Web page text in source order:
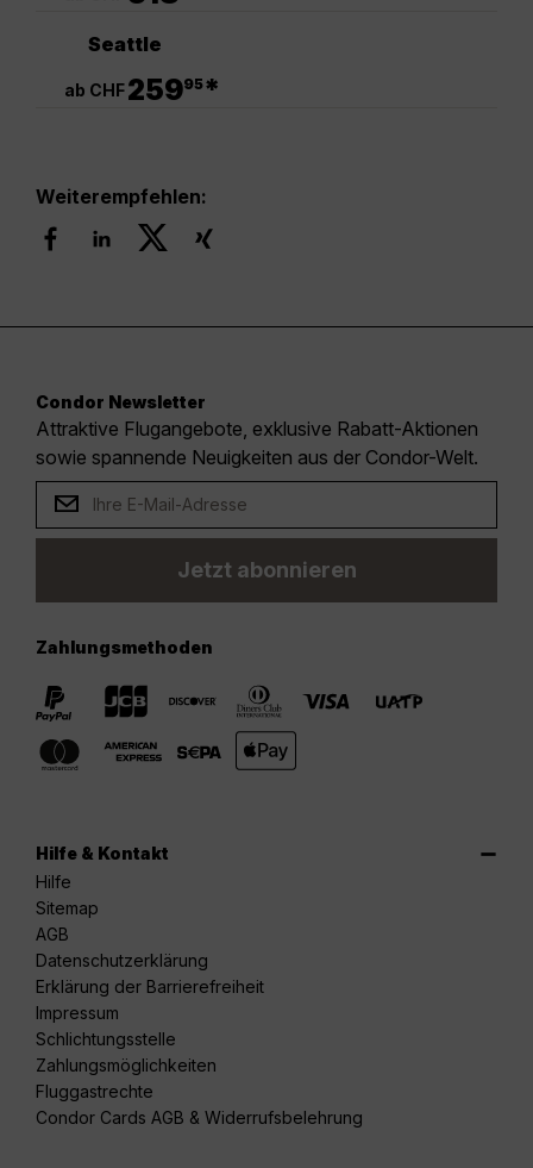
Seattle
ab CHF25995*
Weiterempfehlen:
Condor Newsletter
Attraktive Flugangebote, exklusive Rabatt-Aktionen
sowie spannende Neuigkeiten aus der Condor-Welt.
Jetzt abonnieren
Zahlungsmethoden
Hilfe & Kontakt
Hilfe
Sitemap
AGB
Datenschutzerklärung
Erklärung der Barrierefreiheit
Impressum
Schlichtungsstelle
Zahlungsmöglichkeiten
Fluggastrechte
Condor Cards AGB & Widerrufsbelehrung